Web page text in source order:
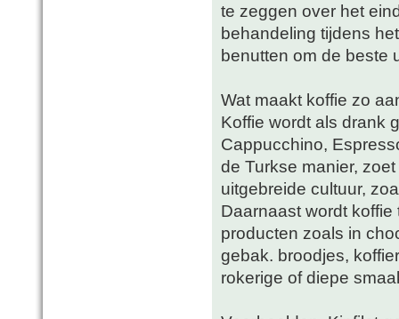
te zeggen over het
behandeling tijdens
benutten om de beste
Wat maakt koffie zo
Koffie wordt als drank
Cappucchino,
de Turkse manier,
uitgebreide cultuur,
Daarnaast wordt
producten zoals in
gebak. broodjes,
rokerige of diepe